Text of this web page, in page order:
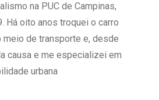
na PUC de Campinas,
Há oito anos troquei o carro
de transporte e, desde
causa e me especializei em
urbana